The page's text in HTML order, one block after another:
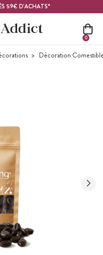
59€ D'ACHATS*
0
Décoration